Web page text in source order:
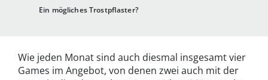
Ein mögliches Trostpflaster?
Wie jeden Monat sind auch diesmal insgesamt vier
Games im Angebot, von denen zwei auch mit der